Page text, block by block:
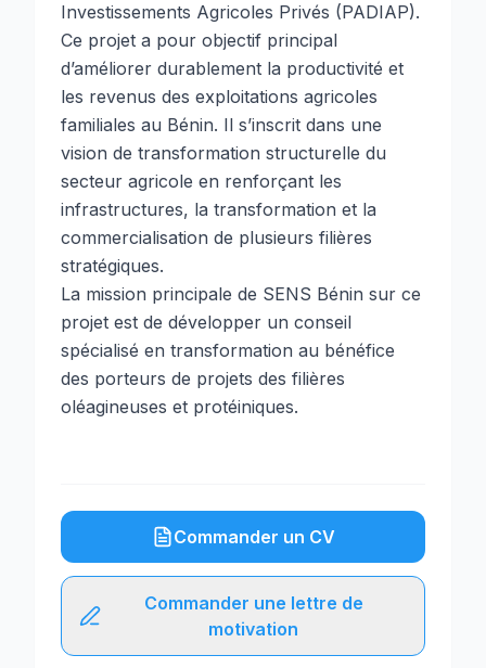
Investissements Agricoles Privés (PADIAP).
Ce projet a pour objectif principal
d’améliorer durablement la productivité et
les revenus des exploitations agricoles
familiales au Bénin. Il s’inscrit dans une
vision de transformation structurelle du
secteur agricole en renforçant les
infrastructures, la transformation et la
commercialisation de plusieurs filières
stratégiques.
La mission principale de SENS Bénin sur ce
projet est de développer un conseil
spécialisé en transformation au bénéfice
des porteurs de projets des filières
oléagineuses et protéiniques.
Commander un CV
Commander une lettre de
motivation